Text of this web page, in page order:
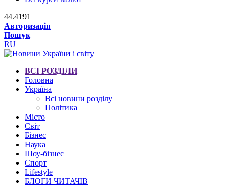
44.4191
Авторизація
Пошук
RU
ВСІ РОЗДІЛИ
Головна
Україна
Всі новини розділу
Політика
Місто
Світ
Бізнес
Наука
Шоу-бізнес
Спорт
Lifestyle
БЛОГИ ЧИТАЧІВ